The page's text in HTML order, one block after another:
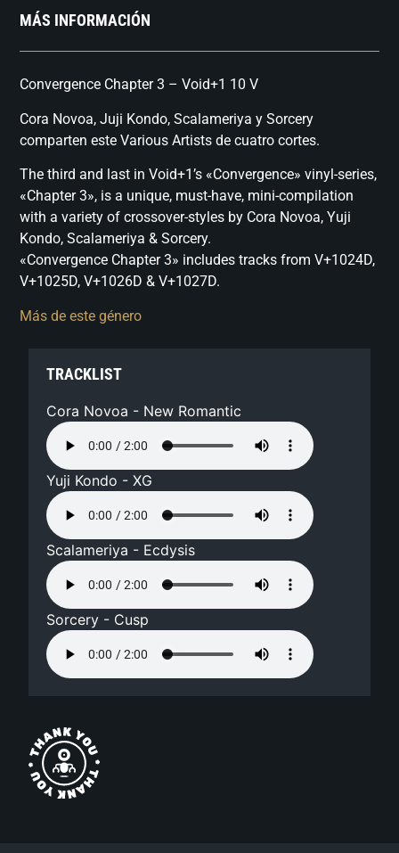
MÁS INFORMACIÓN
Convergence Chapter 3 – Void+1 10 V
Cora Novoa, Juji Kondo, Scalameriya y Sorcery
comparten este Various Artists de cuatro cortes.
The third and last in Void+1’s «Convergence» vinyl-series,
«Chapter 3», is a unique, must-have, mini-compilation
with a variety of crossover-styles by Cora Novoa, Yuji
Kondo, Scalameriya & Sorcery.
«Convergence Chapter 3» includes tracks from V+1024D,
V+1025D, V+1026D & V+1027D.
Más de este género
TRACKLIST
Cora Novoa - New Romantic
Yuji Kondo - XG
Scalameriya - Ecdysis
Sorcery - Cusp